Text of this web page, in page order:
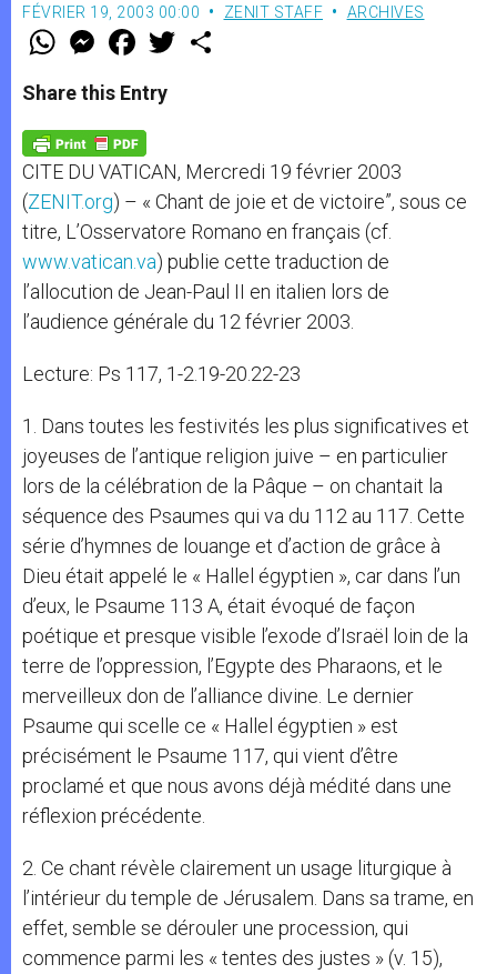
FÉVRIER 19, 2003 00:00 ZENIT STAFF ARCHIVES
W
t
s
p
p
M
e
s
e
g
e
r
F
a
e
b
o
k
w
Share this Entry
CITE DU VATICAN, Mercredi 19 février 2003
(ZENIT.org) – « Chant de joie et de victoire”, sous ce
titre, L’Osservatore Romano en français (cf.
www.vatican.va) publie cette traduction de
l’allocution de Jean-Paul II en italien lors de
l’audience générale du 12 février 2003.
Lecture: Ps 117, 1-2.19-20.22-23
1. Dans toutes les festivités les plus significatives et
joyeuses de l’antique religion juive – en particulier
lors de la célébration de la Pâque – on chantait la
séquence des Psaumes qui va du 112 au 117. Cette
série d’hymnes de louange et d’action de grâce à
Dieu était appelé le « Hallel égyptien », car dans l’un
d’eux, le Psaume 113 A, était évoqué de façon
poétique et presque visible l’exode d’Israël loin de la
terre de l’oppression, l’Egypte des Pharaons, et le
merveilleux don de l’alliance divine. Le dernier
Psaume qui scelle ce « Hallel égyptien » est
précisément le Psaume 117, qui vient d’être
proclamé et que nous avons déjà médité dans une
réflexion précédente.
2. Ce chant révèle clairement un usage liturgique à
l’intérieur du temple de Jérusalem. Dans sa trame, en
effet, semble se dérouler une procession, qui
commence parmi les « tentes des justes » (v. 15),